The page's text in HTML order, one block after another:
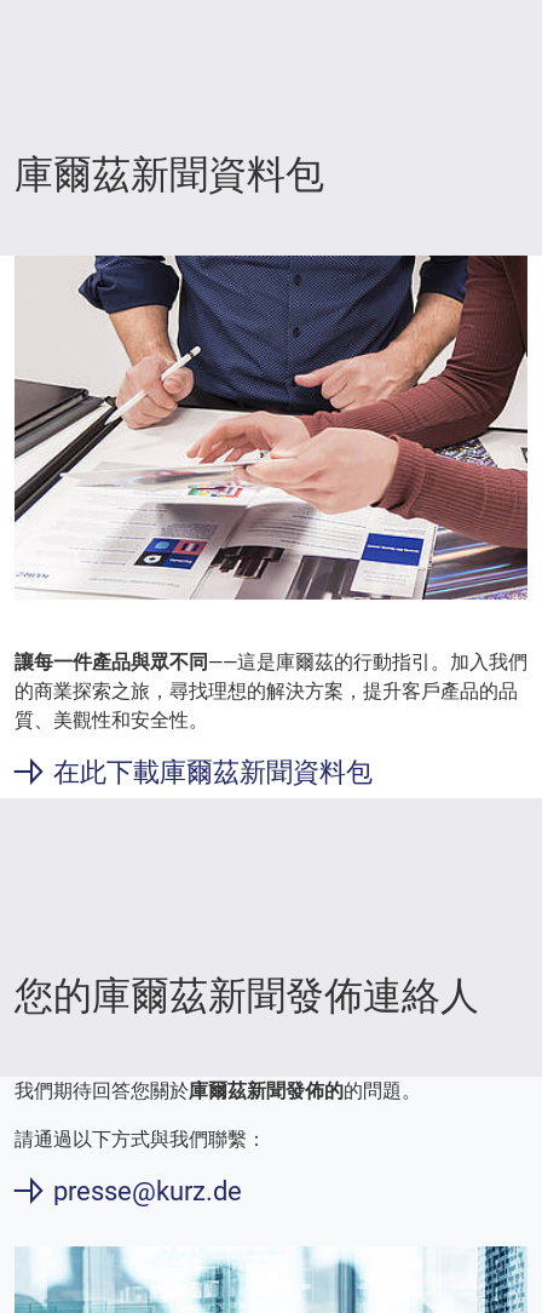
庫爾茲新聞資料包
讓每一件產品與眾不同——這是庫爾茲的行動指引。加入我們
的商業探索之旅，尋找理想的解決方案，提升客戶產品的品
質、美觀性和安全性。
在此下載庫爾茲新聞資料包
您的庫爾茲新聞發佈連絡人
我們期待回答您關於庫爾茲新聞發佈的的問題。
請通過以下方式與我們聯繫：
presse@kurz.de